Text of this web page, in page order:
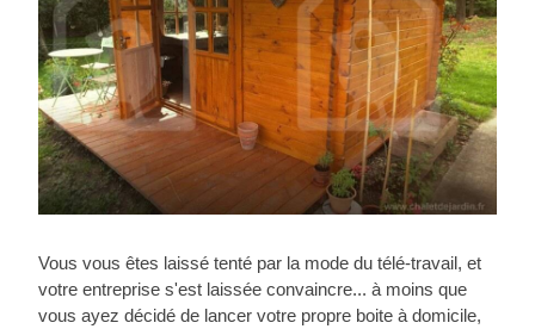
Vous vous êtes laissé tenté par la mode du télé-travail, et
votre entreprise s'est laissée convaincre... à moins que
vous ayez décidé de lancer votre propre boite à domicile,